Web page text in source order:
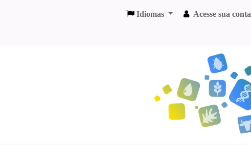
Idiomas Acesse sua conta